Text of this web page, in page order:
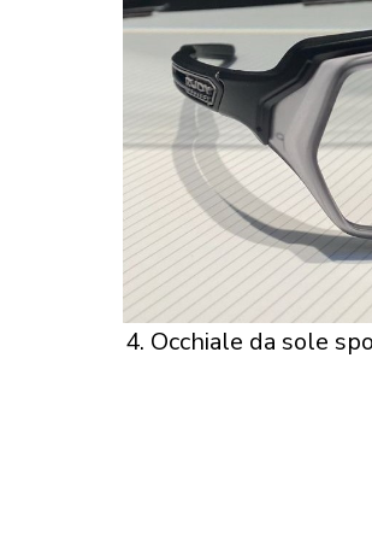
4. Occhiale da sole